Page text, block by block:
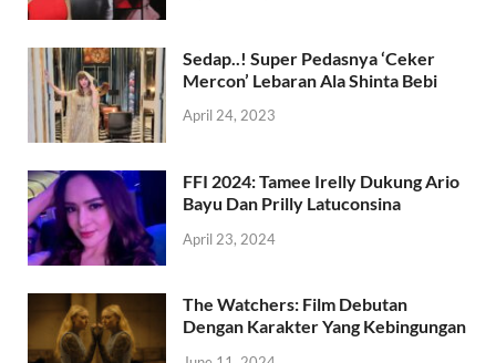
Sedap..! Super Pedasnya ‘Ceker
Mercon’ Lebaran Ala Shinta Bebi
April 24, 2023
FFI 2024: Tamee Irelly Dukung Ario
Bayu Dan Prilly Latuconsina
April 23, 2024
The Watchers: Film Debutan
Dengan Karakter Yang Kebingungan